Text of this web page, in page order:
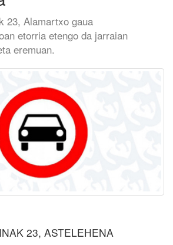
23, Alamartxo gaua
etorria etengo da jarraian
eremuan.
23, ASTELEHENA